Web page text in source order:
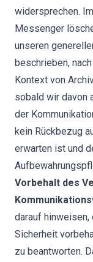
widersprechen.
Messenger
unseren
beschrieben,
Kontext von
sobald wir davon
der
kein Rückbezug
erwarten ist und
Vorbehalt des
darauf hinweisen,
Sicherheit
zu beantworten.